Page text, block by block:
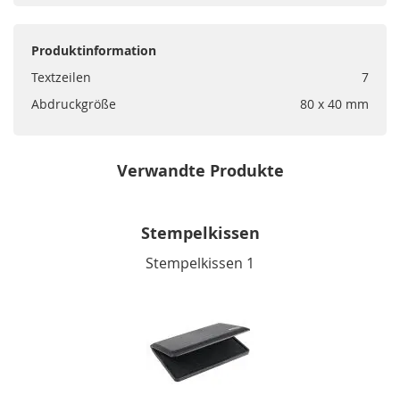
Produktinformation
Textzeilen
7
Abdruckgröße
80 x 40 mm
Verwandte Produkte
Stempelkissen
Stempelkissen 1